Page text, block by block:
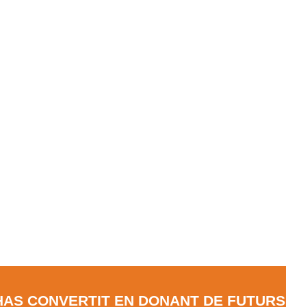
CONVERTIT EN DONANT DE FUTURS